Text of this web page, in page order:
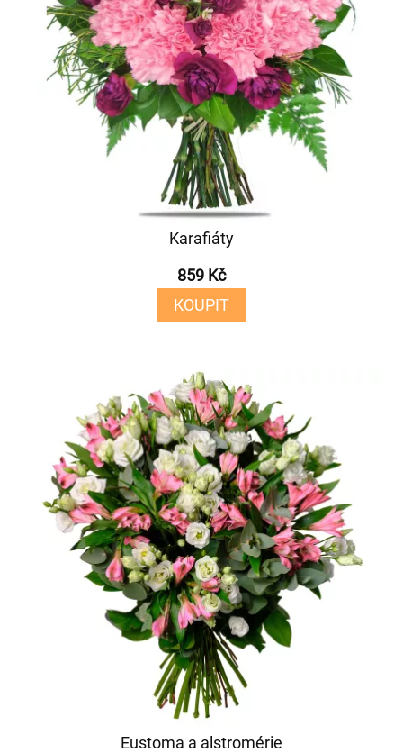
Karafiáty
859 Kč
KOUPIT
Eustoma a alstromérie